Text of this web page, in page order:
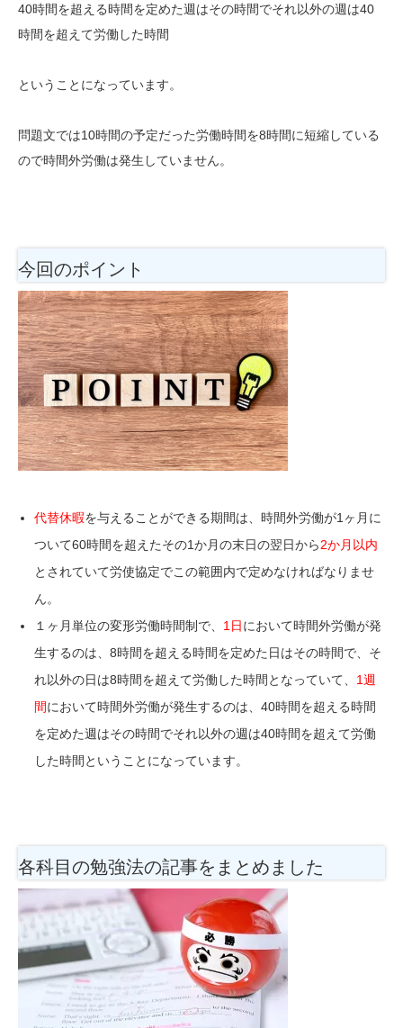
40時間を超える時間を定めた週はその時間でそれ以外の週は40
時間を超えて労働した時間
ということになっています。
問題文では10時間の予定だった労働時間を8時間に短縮している
ので時間外労働は発生していません。
今回のポイント
代替休暇を与えることができる期間は、時間外労働が1ヶ月 に
ついて60時間を超えたその1か月の末日の翌日から2か月以内
とされていて労使協定でこの範囲内で定めなければなりませ
ん。
１ヶ月単位の変形労働時間制で、 1日において時間外労働が発
生するのは、8時間を超える時間を定めた日はその時間で、 そ
れ以外の日は8時間を超えて労働した時間 となっていて、 1週
間において時間外労働が発生するのは、40時間を超える時間
を定めた週はその時間でそれ以外の週は40時間を超えて労働
した時間 ということになっています。
各科目の勉強法の記事をまとめました